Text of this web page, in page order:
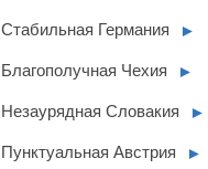
Стабильная Германия ►
Благополучная Чехия ►
Незаурядная Словакия ►
Пунктуальная Австрия ►